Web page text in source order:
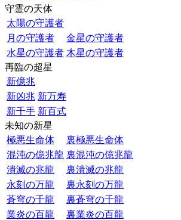
守霊の天体
太陽の守護者
月の守護者
金星の守護者
水星の守護者 木星の守護者
再臨の超星
新億兆
新凶兆 新万寿
新千手 新百式
未知の新星
極悪生命体
裏極悪生命体
混沌の億兆龍 裏混沌の億兆龍
潰滅の兆龍
裏潰滅の兆龍
永刻の万龍
裏永刻の万龍
蒼穹の千龍
裏蒼穹の千龍
業炎の百龍
裏業炎の百龍